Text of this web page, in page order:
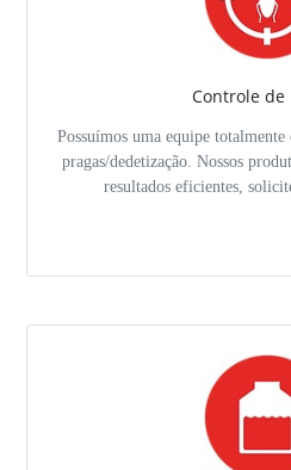
Controle de
Possuímos uma equipe
pragas/dedetização. Nossos
resultados eficientes,